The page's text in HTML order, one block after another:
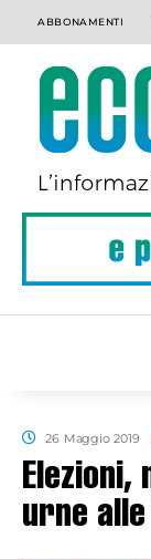
ABBONAMENTI
26 Maggio 2019
Elezioni,
urne